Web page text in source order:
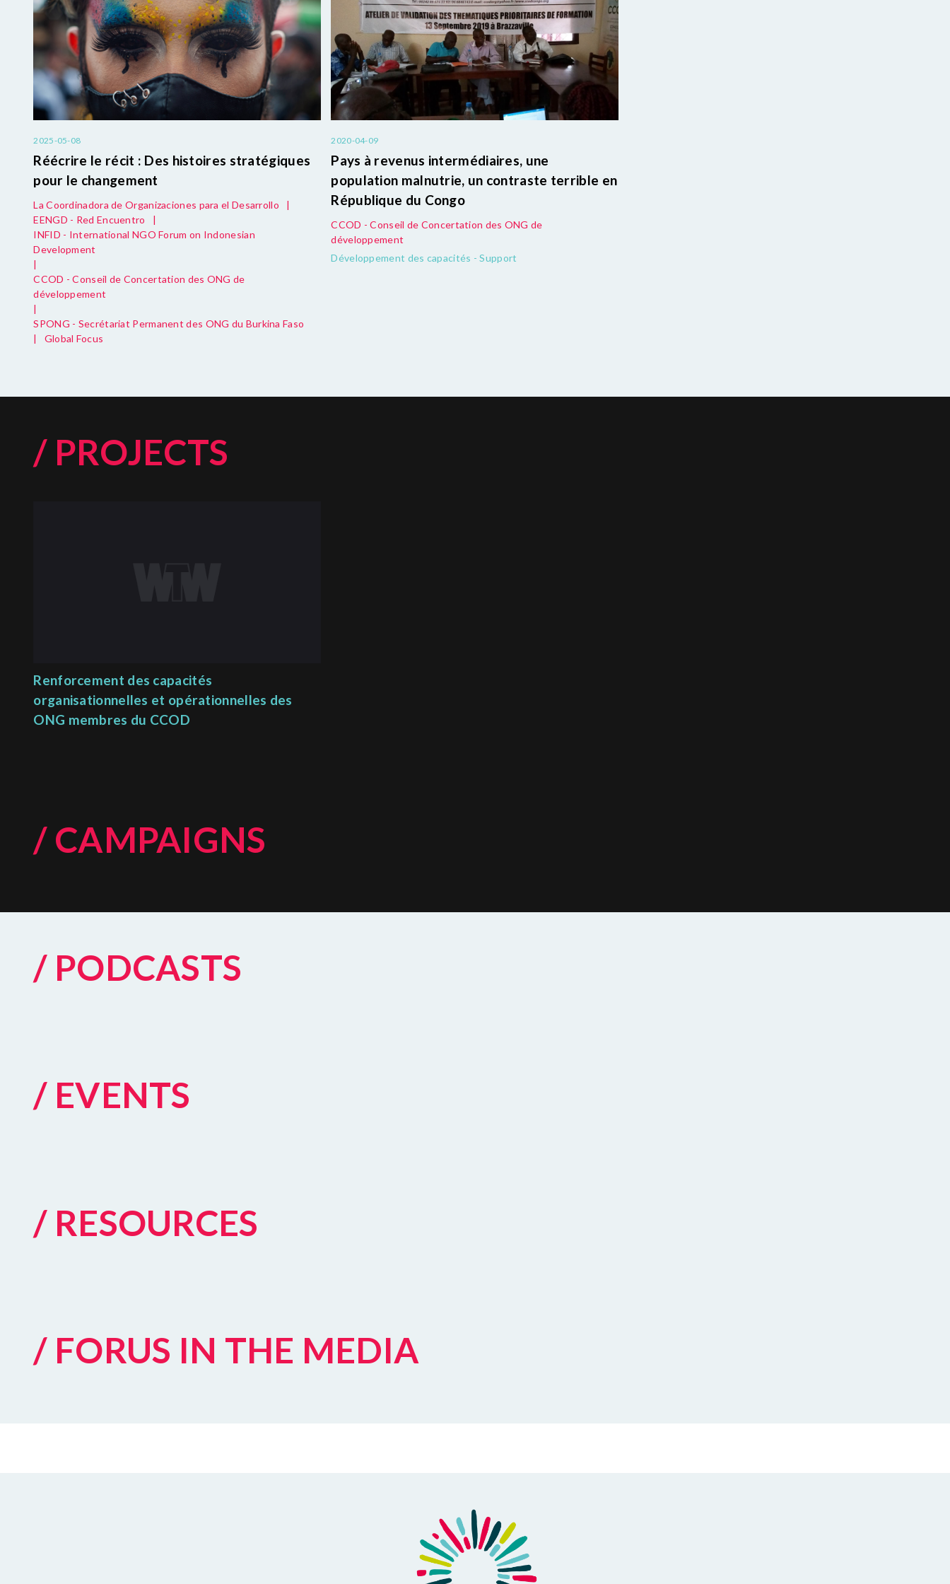
2025-05-08
Réécrire le récit : Des histoires stratégiques
pour le changement
La Coordinadora de Organizaciones para el Desarrollo
|
EENGD - Red Encuentro
|
INFID - International NGO Forum on Indonesian
Development
|
CCOD - Conseil de Concertation des ONG de
développement
|
SPONG - Secrétariat Permanent des ONG du Burkina Faso
|
Global Focus
2020-04-09
Pays à revenus intermédiaires, une
population malnutrie, un contraste terrible en
République du Congo
CCOD - Conseil de Concertation des ONG de
développement
Développement des capacités - Support
/ PROJECTS
Renforcement des capacités
organisationnelles et opérationnelles des
ONG membres du CCOD
/ CAMPAIGNS
/ PODCASTS
/ EVENTS
/ RESOURCES
/ FORUS IN THE MEDIA